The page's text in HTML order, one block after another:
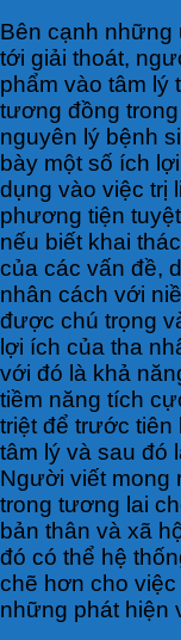
Bên cạnh những
tới giải thoát,
phẩm vào tâm lý
tương đồng
nguyên lý bệnh
bày một số ích
dụng vào việc trị
phương tiện
nếu biết khai
của các vấn đề,
nhân cách với
được chú trọng
lợi ích của tha
với đó là khả
tiềm năng tích
triệt để trước tiên
tâm lý và sau đó
Người viết mong
trong tương lai
bản thân và xã
đó có thể hệ
chẽ hơn cho
những phát hiện